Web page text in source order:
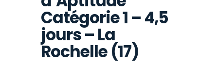
Catégorie 1 – 4,5
jours – La
Rochelle (17)